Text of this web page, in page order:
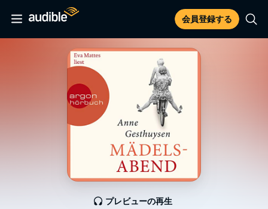
会員登録する
プレビューの再生